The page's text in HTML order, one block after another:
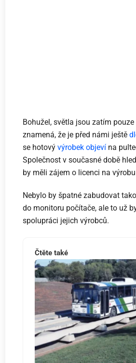
Bohužel, světla jsou zatím
znamená, že je před námi ještě
se hotovývýrobek objeví na
Společnost v současné době
by měli zájem o licenci na
Nebylo by špatné zabudovat
do monitoru počítače, ale to už
spolupráci jejich výrobců.
Čtěte také